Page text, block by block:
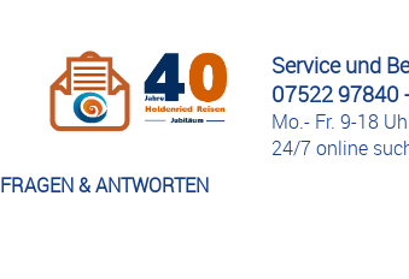
FRAGEN & ANTWORTEN
Service und
07522 97840
Mo.- Fr. 9-18
24/7 online